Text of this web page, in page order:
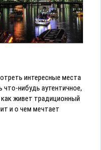
интересные места
что-нибудь аутентичное,
живет традиционный
и о чем мечтает